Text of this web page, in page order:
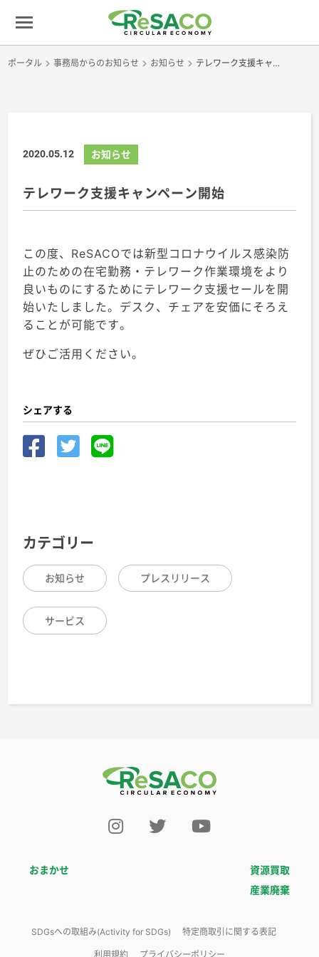
ポータル 事務局からのお知らせ お知らせ テレワーク支援キャンペーン開始
2020.05.12 お知らせ
テレワーク支援キャンペーン開始
この度、ReSACOでは新型コロナウイルス感染防
止のための在宅勤務・テレワーク作業環境をより
良いものにするためにテレワーク支援セールを開
始いたしました。デスク、チェアを安価にそろえ
ることが可能です。
ぜひご活用ください。
シェアする
カテゴリー
お知らせ プレスリリース
サービス
おまかせ
資源買取
産業廃棄
SDGsへの取組み(Activity for SDGs) 特定商取引に関する表記
利用規約 プライバシーポリシー